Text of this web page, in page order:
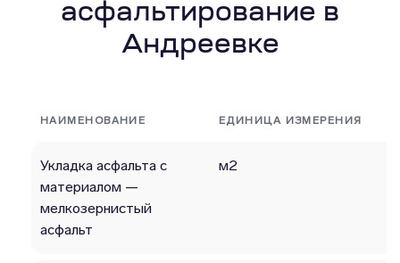
асфальтирование в
Андреевке
НАИМЕНОВАНИЕ ЕДИНИЦА ИЗМЕРЕНИЯ
Укладка асфальта с
материалом —
мелкозернистый
асфальт
м2